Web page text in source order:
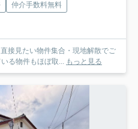
仲介手数料無料
接見たい物件集合・現地解散でご
る物件もほぼ取... もっと見る